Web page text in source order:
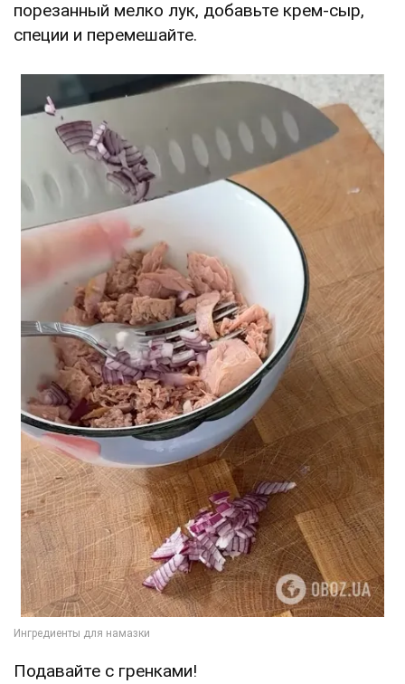
порезанный мелко лук, добавьте крем-сыр,
специи и перемешайте.
Подавайте с гренками!